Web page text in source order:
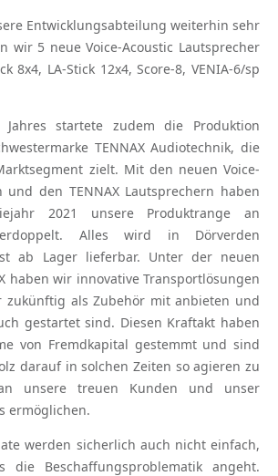
Entwicklungsabteilung weiterhin sehr
wir 5 neue Voice-Acoustic Lautsprecher
8x4, LA-Stick 12x4, Score-8, VENIA-6/sp
startete zudem die Produktion
TENNAX Audiotechnik, die
zielt. Mit den neuen Voice-
und den TENNAX Lautsprechern haben
2021 unsere Produktrange an
Alles wird in Dörverden
ab Lager lieferbar. Unter der neuen
haben wir innovative Transportlösungen
zukünftig als Zubehör mit anbieten und
gestartet sind. Diesen Kraftakt haben
von Fremdkapital gestemmt und sind
darauf in solchen Zeiten so agieren zu
unsere treuen Kunden und unser
ermöglichen.
werden sicherlich auch nicht einfach,
die Beschaffungsproblematik angeht.